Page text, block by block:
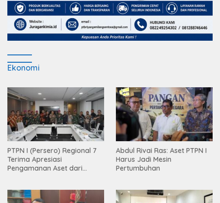
Ekonomi
PTPN I (Persero) Regional 7
Terima Apresiasi
Pengamanan Aset dari
Abdul Rivai Ras: Aset PTPN I
Harus Jadi Mesin
Pertumbuhan